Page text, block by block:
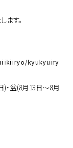
ます。
kyukyuiry
)・盆(8月13日〜8月